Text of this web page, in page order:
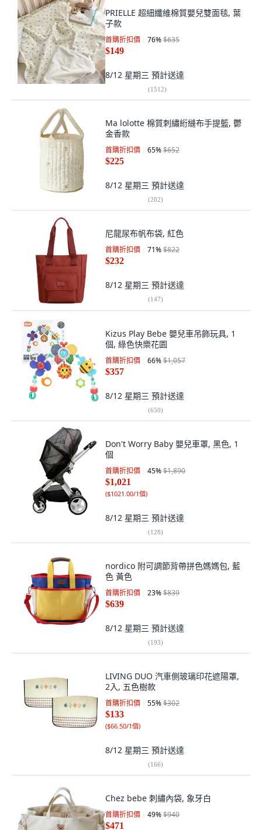
PRIELLE 超細纖維棉質嬰兒雙面毯, 葉
子款
首購折扣價 76%$635
$149
8/12 星期三 預計送達
(1512)
Ma lolotte 棉質刺繡絎縫布手提籃, 鬱
金香款
首購折扣價 65%$652
$225
8/12 星期三 預計送達
(202)
尼龍尿布帆布袋, 紅色
首購折扣價 71%$822
$232
8/12 星期三 預計送達
(147)
Kizus Play Bebe 嬰兒車吊飾玩具, 1
個, 綠色快樂花園
首購折扣價 66%$1,057
$357
8/12 星期三 預計送達
(650)
Don't Worry Baby 嬰兒車罩, 黑色, 1
個
首購折扣價 45%$1,890
$1,021
($1021.00/1個)
8/12 星期三 預計送達
(128)
nordico 附可調節背帶拼色媽媽包, 藍
色 黃色
首購折扣價 23%$839
$639
8/12 星期三 預計送達
(193)
LIVING DUO 汽車側玻璃印花遮陽罩,
2入, 五色樹款
首購折扣價 55%$302
$133
($66.50/1個)
8/12 星期三 預計送達
(166)
Chez bebe 刺繡內袋, 象牙白
首購折扣價 49%$940
$471